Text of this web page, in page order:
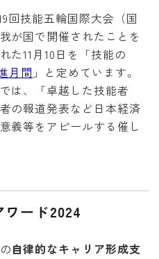
回技能五輪国際大会（国
が国で開催されたことを
た11月10日を「技能の
月間 」と定めています。
は、「卓越した技能者
の報道発表など日本経済
義等をアピールする催し
ード2024
自律的なキャリア形成支